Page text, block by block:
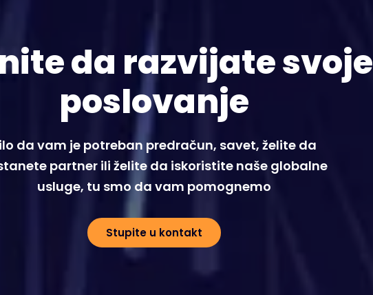
da razvijate svoje
poslovanje
da vam je potreban predračun, savet, želite da
partner ili želite da iskoristite naše globalne
usluge, tu smo da vam pomognemo
Stupite u kontakt